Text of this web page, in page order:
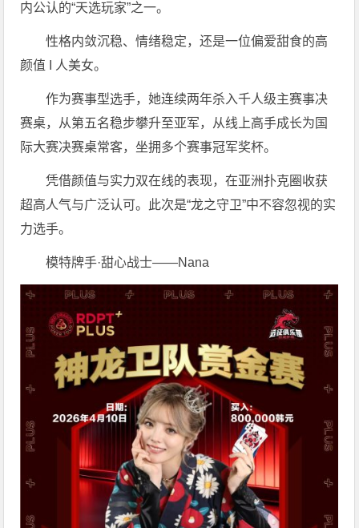
内公认的“天选玩家”之一。
性格内敛沉稳、情绪稳定，还是一位偏爱甜食的高
颜值 I 人美女。
作为赛事型选手，她连续两年杀入千人级主赛事决
赛桌，从第五名稳步攀升至亚军，从线上高手成长为国
际大赛决赛桌常客，坐拥多个赛事冠军奖杯。
凭借颜值与实力双在线的表现，在亚洲扑克圈收获
超高人气与广泛认可。此次是“龙之守卫”中不容忽视的实
力选手。
模特牌手·甜心战士——Nana